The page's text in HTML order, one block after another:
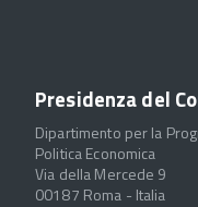
Presidenza del
Dipartimento per la
Politica Economica
Via della Mercede 9
00187 Roma - Italia